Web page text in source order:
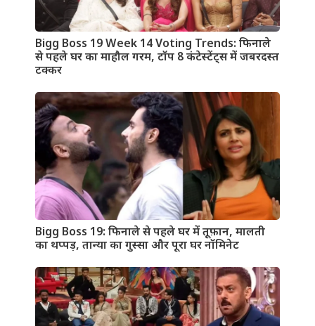
Bigg Boss 19 Week 14 Voting Trends: फिनाले
से पहले घर का माहौल गरम, टॉप 8 कंटेस्टेंट्स में जबरदस्त
टक्कर
Bigg Boss 19: फिनाले से पहले घर में तूफ़ान, मालती
का थप्पड़, तान्या का गुस्सा और पूरा घर नॉमिनेट